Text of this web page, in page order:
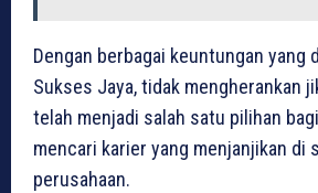
Dengan berbagai keuntungan yang
Sukses Jaya, tidak mengherankan
telah menjadi salah satu pilihan
mencari karier yang menjanjikan di
perusahaan.